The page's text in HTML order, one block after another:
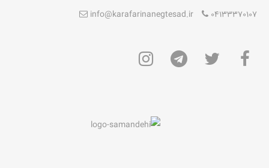
04133370107
info@karafarinanegtesad.ir